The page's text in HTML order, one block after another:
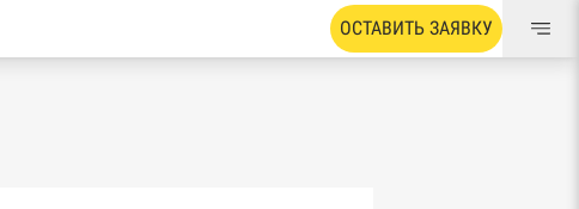
ОСТАВИТЬ ЗАЯВКУ